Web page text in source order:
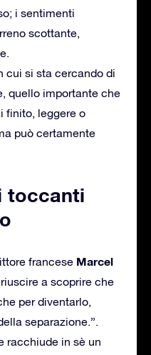
i sentimenti
scottante,
cui si sta cercando di
quello importante che
finito, leggere o
può certamente
toccanti
francese Marcel
a scoprire che
per diventarlo,
separazione.”.
racchiude in sè un